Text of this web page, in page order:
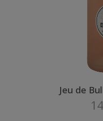
Jeu de